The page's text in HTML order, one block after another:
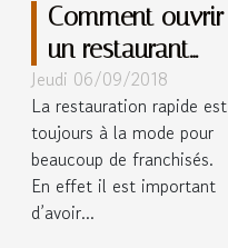
Comment ouvrir
un restaurant
rapide ?
Jeudi 06/09/2018
La restauration rapide est
toujours à la mode pour
beaucoup de franchisés.
En effet il est important
d’avoir...